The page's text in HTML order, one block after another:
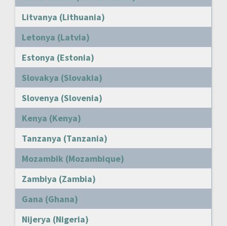
Litvanya (Lithuania)
Letonya (Latvia)
Estonya (Estonia)
Slovakya (Slovakia)
Slovenya (Slovenia)
Kenya (Kenya)
Tanzanya (Tanzania)
Mozambik (Mozambique)
Zambiya (Zambia)
Gana (Ghana)
Nijerya (Nigeria)